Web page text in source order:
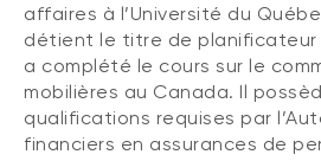
affaires à l’Université du
détient le titre de planificateur
a complété le cours sur le
mobilières au Canada. Il
qualifications requises par
financiers en assurances de